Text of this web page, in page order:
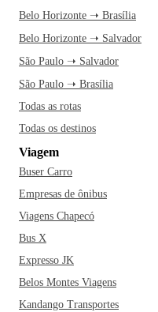
Belo Horizonte ➝ Brasília
Belo Horizonte ➝ Salvador
São Paulo ➝ Salvador
São Paulo ➝ Brasília
Todas as rotas
Todas os destinos
Viagem
Buser Carro
Empresas de ônibus
Viagens Chapecó
Bus X
Expresso JK
Belos Montes Viagens
Kandango Transportes